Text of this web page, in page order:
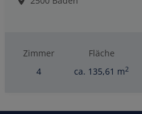
Zimmer
4
Fläche
ca. 135,61 m2